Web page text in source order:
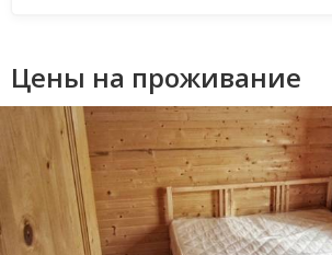
Цены на проживание